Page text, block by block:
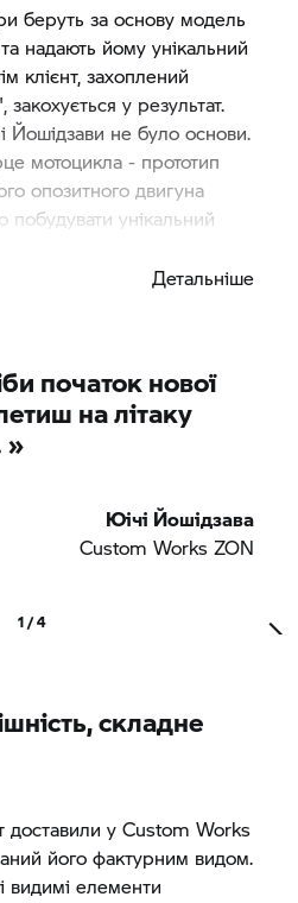
беруть за основу модель
надають йому унікальний
клієнт, захоплений
у результат.
Йошідзави не було основи.
мотоцикла - прототип
опозитного двигуна
унікальний
Детальніше
початок нової
на літаку
»
Юічі Йошідзава
Custom Works ZON
1 / 4
складне
доставили у Custom Works
його фактурним видом.
видимі елементи